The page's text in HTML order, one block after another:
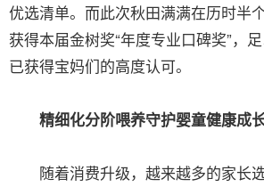
优选清单。而此次秋田满满在历时半
获得本届金树奖“年度专业口碑奖”，
已获得宝妈们的高度认可。
精细化分阶喂养守护婴童健康成
随着消费升级，越来越多的家长